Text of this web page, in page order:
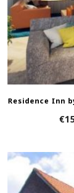
Residence Inn
€